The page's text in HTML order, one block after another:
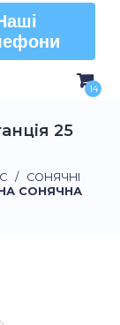
14
25
/
СОНЯЧНІ
СОНЯЧНА